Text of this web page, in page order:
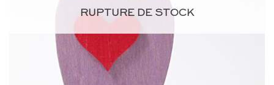
RUPTURE DE STOCK